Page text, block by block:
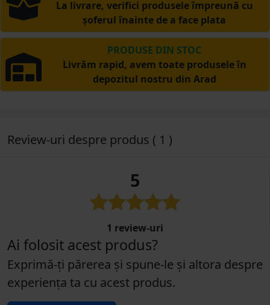
La livrare, verifici produsele împreună cu
șoferul înainte de a face plata
PRODUSE DIN STOC
Livrăm rapid, avem toate produsele în
depozitul nostru din Arad
Review-uri despre produs ( 1 )
5
1 review-uri
Ai folosit acest produs?
Exprimă-ți părerea și spune-le și altora despre
experiența ta cu acest produs.